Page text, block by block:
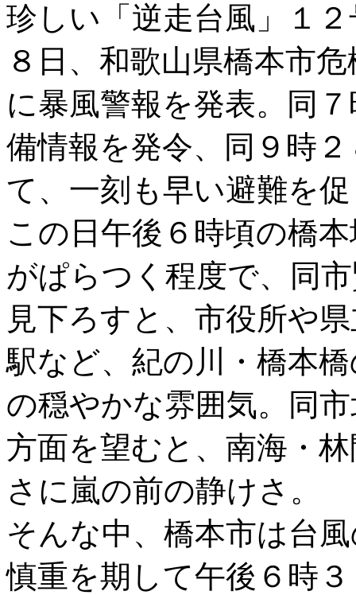
珍しい「逆走台風」１
８日、和歌山県橋本市
に暴風警報を発表。同
備情報を発令、同９時
て、一刻も早い避難を
この日午後６時頃の橋
がぱらつく程度で、同
見下ろすと、市役所や
駅など、紀の川・橋本
の穏やかな雰囲気。同
方面を望むと、南海・
さに嵐の前の静けさ。
そんな中、橋本市は台
慎重を期して午後６時